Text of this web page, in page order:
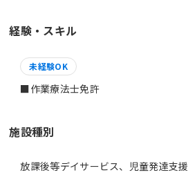
経験・スキル
未経験OK
■作業療法士免許
施設種別
放課後等デイサービス、児童発達支援